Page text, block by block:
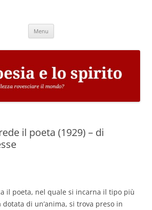
Menu
il poeta (1929) – di
il poeta, nel quale si incarna il tipo più
dotata di un’anima, si trova preso in